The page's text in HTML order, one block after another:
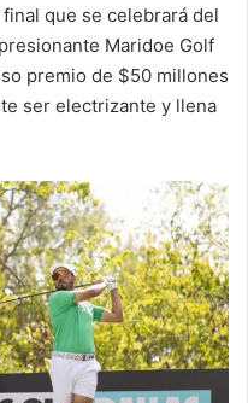
que se celebrará del
Maridoe Golf
premio de $50 millones
ser electrizante y llena